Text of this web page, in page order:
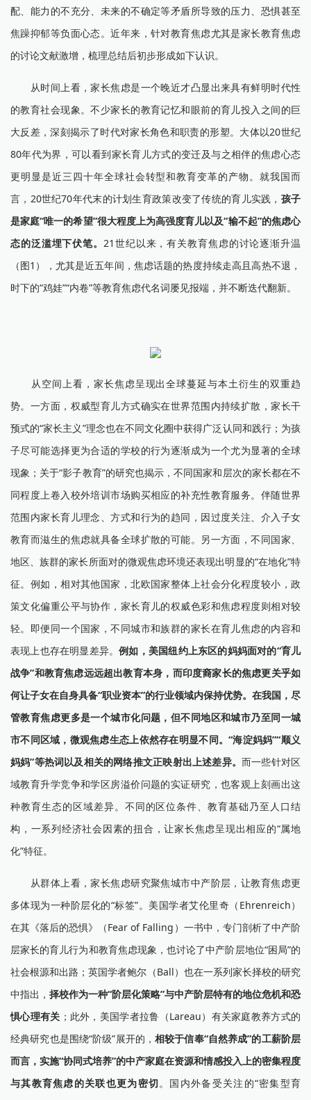
配、能力的不充分、未来的不确定等矛盾所导致的压力、恐惧甚至
焦躁抑郁等负面心态。近年来，针对教育焦虑尤其是家长教育焦虑
的讨论文献激增，梳理总结后初步形成如下认识。
从时间上看，家长焦虑是一个晚近才凸显出来具有鲜明时代性
的教育社会现象。不少家长的教育记忆和眼前的育儿投入之间的巨
大反差，深刻揭示了时代对家长角色和职责的形塑。大体以20世纪
80年代为界，可以看到家长育儿方式的变迁及与之相伴的焦虑心态
更明显是近三四十年全球社会转型和教育变革的产物。就我国而
言，20世纪70年代末的计划生育政策改变了传统的育儿实践， 孩子
是家庭“唯一的希望”很大程度上为高强度育儿以及“输不起”的焦虑心
态的泛滥埋下伏笔。 21世纪以来，有关教育焦虑的讨论逐渐升温
（图1），尤其是近五年间，焦虑话题的热度持续走高且高热不退，
时下的“鸡娃”“内卷”等教育焦虑代名词屡见报端，并不断迭代翻新。
从空间上看，家长焦虑呈现出全球蔓延与本土衍生的双重趋
势。一方面，权威型育儿方式确实在世界范围内持续扩散，家长干
预式的“家长主义”理念也在不同文化圈中获得广泛认同和践行；为孩
子尽可能选择更为合适的学校的行为逐渐成为一个尤为显著的全球
现象；关于“影子教育”的研究也揭示，不同国家和层次的家长都在不
同程度上卷入校外培训市场购买相应的补充性教育服务。伴随世界
范围内家长育儿理念、方式和行为的趋同，因过度关注、介入子女
教育而滋生的焦虑就具备全球扩散的可能。另一方面，不同国家、
地区、族群的家长所面对的微观焦虑环境还表现出明显的“在地化”特
征。例如，相对其他国家，北欧国家整体上社会分化程度较小，政
策文化偏重公平与协作，家长育儿的权威色彩和焦虑程度则相对较
轻。即便同一个国家，不同城市和族群的家长在育儿焦虑的内容和
表现上也存在明显差异。例如，美国纽约上东区的妈妈面对的“育儿
战争”和教育焦虑远远超出教育本身，而印度裔家长的焦虑更关乎如
何让子女在自身具备“职业资本”的行业领域内保持优势。在我国，尽
管教育焦虑更多是一个城市化问题，但不同地区和城市乃至同一城
市不同区域，微观焦虑生态上依然存在明显不同。“海淀妈妈”“顺义
妈妈”等热词以及相关的网络推文正映射出上述差异。 而一些针对区
域教育升学竞争和学区房溢价问题的实证研究，也客观上刻画出这
种教育生态的区域差异。不同的区位条件、教育基础乃至人口结
构，一系列经济社会因素的扭合，让家长焦虑呈现出相应的“属地
化”特征。
从群体上看，家长焦虑研究聚焦城市中产阶层，让教育焦虑更
多体现为一种阶层化的“标签”。美国学者艾伦里奇（Ehrenreich）
在其《落后的恐惧》（Fear of Falling）一书中，专门剖析了中产阶
层家长的育儿行为和教育焦虑现象，也讨论了中产阶层地位“困局”的
社会根源和出路；英国学者鲍尔（Ball）也在一系列家长择校的研究
中指出， 择校作为一种“阶层化策略”与中产阶层特有的地位危机和恐
惧心理有关 ；此外，美国学者拉鲁（Lareau）有关家庭教养方式的
经典研究也是围绕“阶级”展开的，相较于信奉“自然养成”的工薪阶层
而言，实施“协同式培养”的中产家庭在资源和情感投入上的密集程度
与其教育焦虑的关联也更为密切。国内外备受关注的“密集型育